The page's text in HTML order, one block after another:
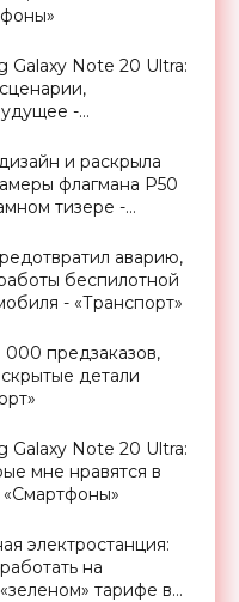
Galaxy Note 20 Ultra:
-
и раскрыла
флагмана P50
тизере -
аварию,
беспилотной
- «Транспорт»
000 предзаказов,
детали
Galaxy Note 20 Ultra:
мне нравятся в
электростанция:
на
тарифе в